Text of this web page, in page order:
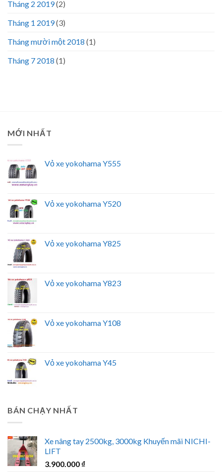
Tháng 2 2019(2)
Tháng 1 2019(3)
Tháng mười một 2018 (1)
Tháng 7 2018 (1)
MỚI NHẤT
Vỏ xe yokohama Y555
Vỏ xe yokohama Y520
Vỏ xe yokohama Y825
Vỏ xe yokohama Y823
Vỏ xe yokohama Y108
Vỏ xe yokohama Y45
BÁN CHẠY NHẤT
Xe nâng tay 2500kg, 3000kg Khuyến mãi NICHI-
LIFT
3.900.000 ₫